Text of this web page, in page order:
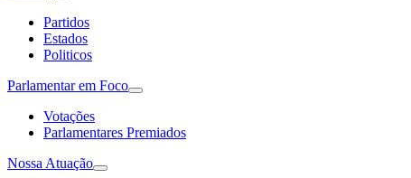
Partidos
Estados
Politicos
Parlamentar em Foco
Votações
Parlamentares Premiados
Nossa Atuação